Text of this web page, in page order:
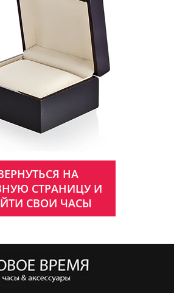
НА
СТРАНИЦУ И
СВОИ ЧАСЫ